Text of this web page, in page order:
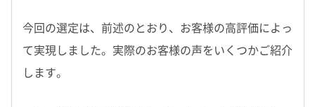
今回の選定は、前述のとおり、お客様の高評価によっ
て実現しました。実際のお客様の声をいくつかご紹介
します。